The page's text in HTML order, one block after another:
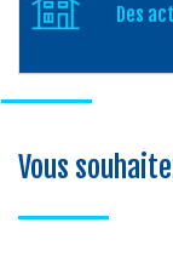
Des
Vous